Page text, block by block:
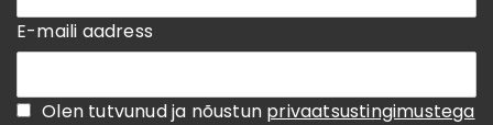
E-maili aadress
Olen tutvunud ja nõustun privaatsustingimustega